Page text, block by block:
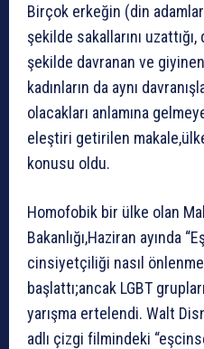
Birçok erkeğin (din
şekilde sakallarını
şekilde davranan ve
kadınların da aynı
olacakları anlamına
eleştiri getirilen
konusu oldu.
Homofobik bir ülke olan
Bakanlığı,Haziran ayında
cinsiyetçiliği nasıl
başlattı;ancak LGBT
yarışma ertelendi. Walt
adlı çizgi filmindeki